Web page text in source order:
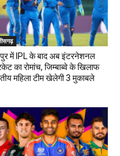
में IPL के बाद अब इंटरनेशनल
का रोमांच, जिम्बाब्वे के खिलाफ
महिला टीम खेलेगी 3 मुकाबले